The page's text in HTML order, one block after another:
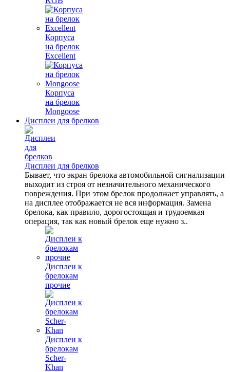
Корпуса
на брелок
Excellent
Корпуса
на брелок
Mongoose
Дисплеи для брелков
Дисплеи для брелков
Бывает, что экран брелока автомобильной сигнализации
выходит из строя от незначительного механического
повреждения. При этом брелок продолжает управлять, а
на дисплее отображается не вся информация. Замена
брелока, как правило, дорогостоящая и трудоемкая
операция, так как новый брелок еще нужно з..
Дисплеи к
брелокам
прочие
Дисплеи к
брелокам
Scher-
Khan